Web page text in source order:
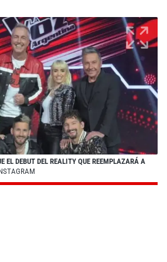
EL DEBUT DEL REALITY QUE REEMPLAZARÁ A